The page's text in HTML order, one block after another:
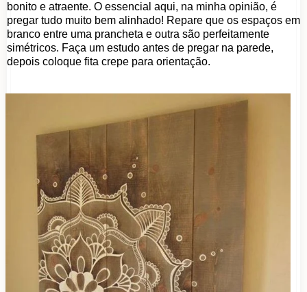
bonito e atraente. O essencial aqui, na minha opinião, é
pregar tudo muito bem alinhado! Repare que os espaços em
branco entre uma prancheta e outra são perfeitamente
simétricos. Faça um estudo antes de pregar na parede,
depois coloque fita crepe para orientação.